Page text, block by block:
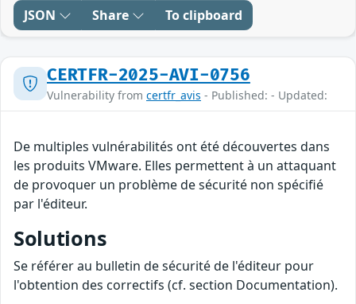
JSON Share To clipboard
CERTFR-2025-AVI-0756
Vulnerability from certfr_avis - Published: - Updated:
De multiples vulnérabilités ont été découvertes dans
les produits VMware. Elles permettent à un attaquant
de provoquer un problème de sécurité non spécifié
par l'éditeur.
Solutions
Se référer au bulletin de sécurité de l'éditeur pour
l'obtention des correctifs (cf. section Documentation).